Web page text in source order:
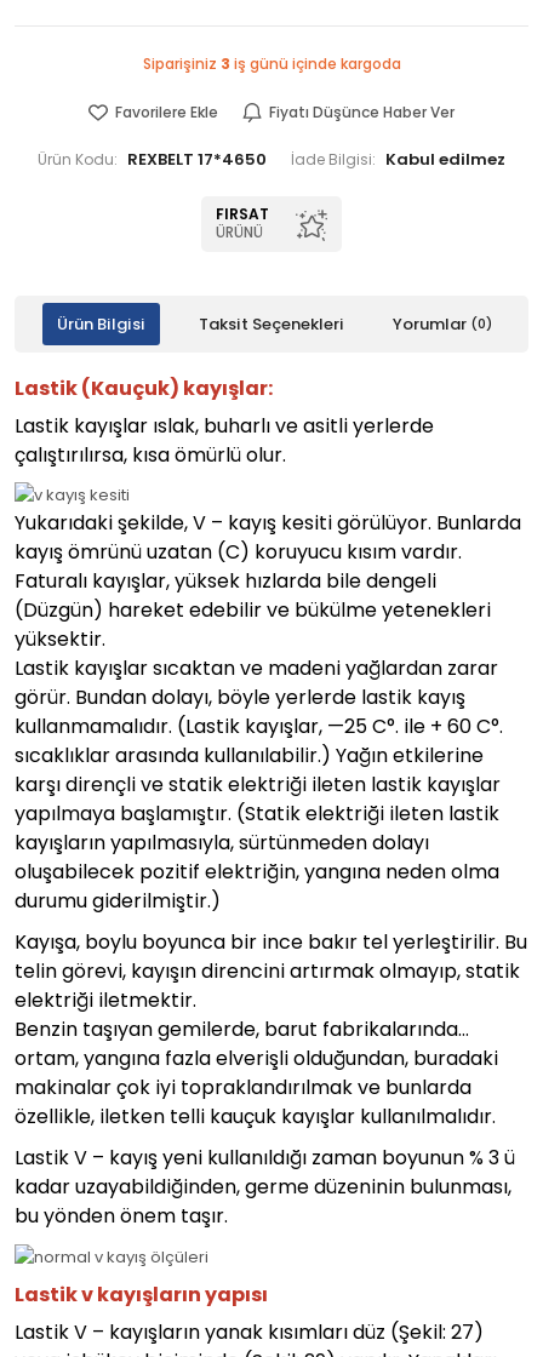
Siparişiniz 3 iş günü içinde kargoda
Favorilere Ekle Fiyatı Düşünce Haber Ver
Ürün Kodu: REXBELT 17*4650 İade Bilgisi:
FIRSAT
ÜRÜNÜ
Ürün Bilgisi Taksit Seçenekleri Yorumlar (0)
Lastik (Kauçuk) kayışlar:
Lastik kayışlar ıslak, buharlı ve asitli yerlerde
çalıştırılırsa, kısa ömürlü olur.
Yukarıdaki şekilde, V – kayış kesiti görülüyor. Bunlarda
kayış ömrünü uzatan (C) koruyucu kısım vardır.
Faturalı kayışlar, yüksek hızlarda bile dengeli
(Düzgün) hareket edebilir ve bükülme yetenekleri
yüksektir.
Lastik kayışlar sıcaktan ve madeni yağlardan zarar
görür. Bundan dolayı, böyle yerlerde lastik kayış
kullanmamalıdır. (Lastik kayışlar, —25 C°. ile + 60 C°.
sıcaklıklar arasında kullanılabilir.) Yağın etkilerine
karşı dirençli ve statik elektriği ileten lastik kayışlar
yapılmaya başlamıştır. (Statik elektriği ileten lastik
kayışların yapılmasıyla, sürtünmeden dolayı
oluşabilecek pozitif elektriğin, yangına neden olma
durumu giderilmiştir.)
Kayışa, boylu boyunca bir ince bakır tel yerleştirilir. Bu
telin görevi, kayışın direncini artırmak olmayıp, statik
elektriği iletmektir.
Benzin taşıyan gemilerde, barut fabrikalarında…
ortam, yangına fazla elverişli olduğundan, buradaki
makinalar çok iyi topraklandırılmak ve bunlarda
özellikle, iletken telli kauçuk kayışlar kullanılmalıdır.
Lastik V – kayış yeni kullanıldığı zaman boyunun % 3 ü
kadar uzayabildiğinden, germe düzeninin bulunması,
bu yönden önem taşır.
Lastik v kayışların yapısı
Lastik V – kayışların yanak kısımları düz (Şekil: 27)